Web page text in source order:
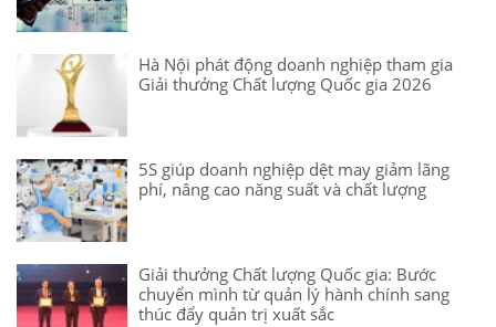
Hà Nội phát động doanh nghiệp tham gia
Giải thưởng Chất lượng Quốc gia 2026
5S giúp doanh nghiệp dệt may giảm lãng
phí, nâng cao năng suất và chất lượng
Giải thưởng Chất lượng Quốc gia: Bước
chuyển mình từ quản lý hành chính sang
thúc đẩy quản trị xuất sắc